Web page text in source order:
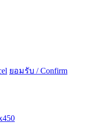
ยอมรับ / Confirm